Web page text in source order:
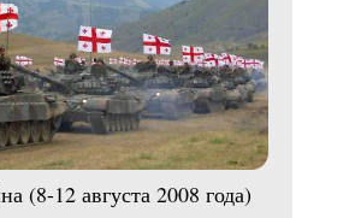
(8-12 августа 2008 года)